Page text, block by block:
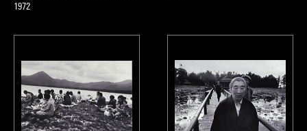
1972